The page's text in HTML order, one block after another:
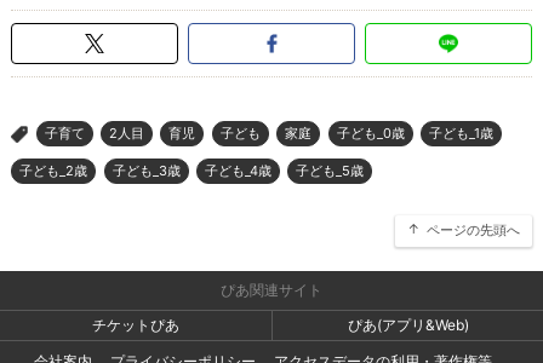
> 子育て 2人目 育児 子ども 家庭 子ども_0歳 子ども_1歳
子ども_2歳 子ども_3歳 子ども_4歳 子ども_5歳
ページの先頭へ
ぴあ関連サイト
チケットぴあ
ぴあ(アプリ&Web)